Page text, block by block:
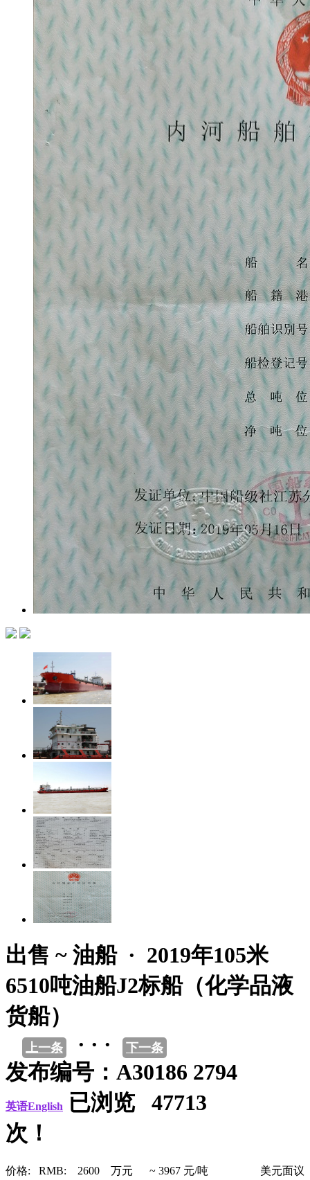
出售 ~ 油船 · 2019年105米
6510吨油船J2标船（化学品液
货船）
上一条 · · · 下一条
发布编号：A30186 2794
英语English
已浏览 47713
次！
价格: RMB: 2600 万元 ~ 3967 元/吨 美元面议